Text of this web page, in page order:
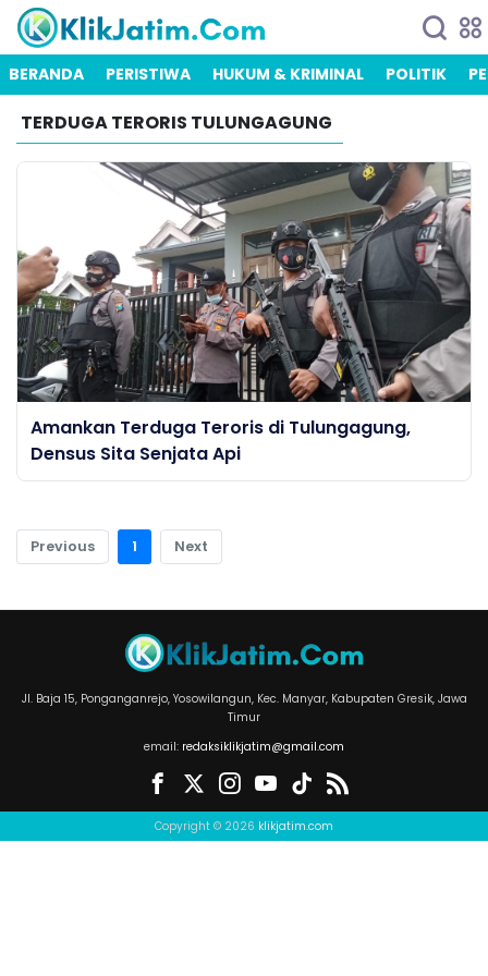
BERANDA PERISTIWA HUKUM & KRIMINAL POLITIK
TERDUGA TERORIS TULUNGAGUNG
Amankan Terduga Teroris di Tulungagung,
Densus Sita Senjata Api
Previous 1 Next
Jl. Baja 15, Ponganganrejo, Yosowilangun, Kec. Manyar, Kabupaten Gresik, Jawa
Timur
email: redaksiklikjatim@gmail.com
Copyright © 2026 klikjatim.com